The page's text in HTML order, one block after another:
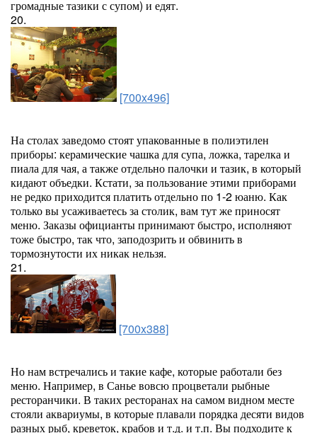
громадные тазики с супом) и едят.
20.
[700x496]
На столах заведомо стоят упакованные в полиэтилен
приборы: керамические чашка для супа, ложка, тарелка и
пиала для чая, а также отдельно палочки и тазик, в который
кидают объедки. Кстати, за пользование этими приборами
не редко приходится платить отдельно по 1-2 юаню. Как
только вы усаживаетесь за столик, вам тут же приносят
меню. Заказы официанты принимают быстро, исполняют
тоже быстро, так что, заподозрить и обвинить в
тормознутости их никак нельзя.
21.
[700x388]
Но нам встречались и такие кафе, которые работали без
меню. Например, в Санье вовсю процветали рыбные
ресторанчики. В таких ресторанах на самом видном месте
стояли аквариумы, в которые плавали порядка десяти видов
разных рыб, креветок, крабов и т.д. и т.п. Вы подходите к